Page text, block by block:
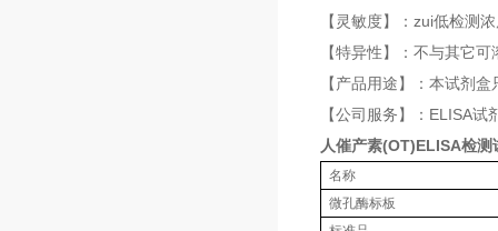
【灵敏度】：zui低检测
【特异性】：不与其它
【产品用途】：本试剂
【公司服务】：ELISA
人催产素(OT)ELISA检
名称
微孔酶标板